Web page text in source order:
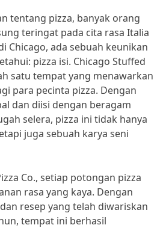
tentang pizza, banyak orang
teringat pada cita rasa Italia
Chicago, ada sebuah keunikan
pizza isi. Chicago Stuffed
satu tempat yang menawarkan
para pecinta pizza. Dengan
dan diisi dengan beragam
selera, pizza ini tidak hanya
juga sebuah karya seni
Co., setiap potongan pizza
rasa yang kaya. Dengan
resep yang telah diwariskan
tempat ini berhasil